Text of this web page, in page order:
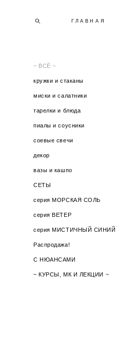
ГЛАВНАЯ
~ ВСЁ ~
кружки и стаканы
миски и салатники
тарелки и блюда
пиалы и соусники
соевые свечи
декор
вазы и кашпо
СЕТЫ
серия МОРСКАЯ СОЛЬ
серия ВЕТЕР
серия МИСТИЧНЫЙ СИНИЙ
Распродажа!
С НЮАНСАМИ
~ КУРСЫ, МК И ЛЕКЦИИ ~